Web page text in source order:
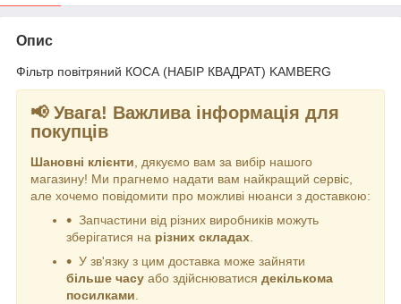
Опис
Фільтр повітряний КОСА (НАБІР КВАДРАТ) KAMBERG
📢 Увага! Важлива інформація для
покупців
Шановні клієнти, дякуємо вам за вибір нашого
магазину! Ми прагнемо надати вам найкращий сервіс,
але хочемо повідомити про можливі нюанси з доставкою:
Запчастини від різних виробників можуть
зберігатися на різних складах.
У зв'язку з цим доставка може зайняти
більше часу або здійснюватися декількома
посилками.